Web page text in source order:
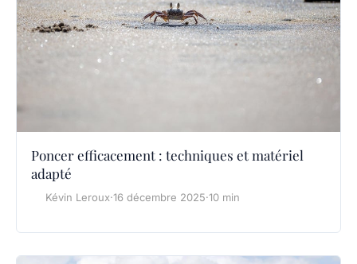
Poncer efficacement : techniques et matériel
adapté
Kévin Leroux·16 décembre 2025·10 min